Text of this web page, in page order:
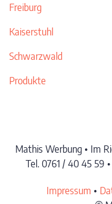
Freiburg
Kaiserstuhl
Schwarzwald
Produkte
Mathis Werbung • Im
Tel. 0761 / 40 45 59
Impressum •